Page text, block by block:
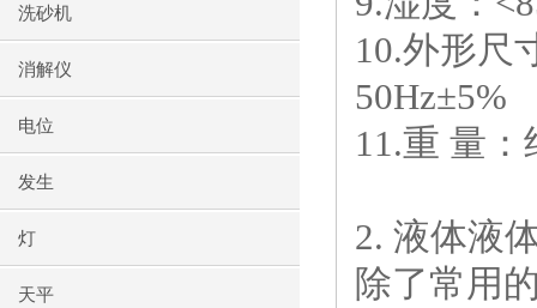
洗砂机
消解仪
电位
发生
灯
天平
10.外形尺
50Hz±5%
11.重 量
2. 液体液
除了常用